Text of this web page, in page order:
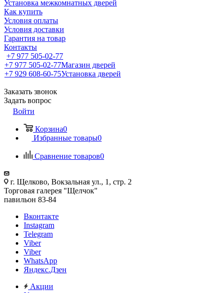
Установка межкомнатных дверей
Как купить
Условия оплаты
Условия доставки
Гарантия на товар
Контакты
+7 977 505-02-77
+7 977 505-02-77Магазин дверей
+7 929 608-60-75Установка дверей
Заказать звонок
Задать вопрос
Войти
Корзина0
Избранные товары0
Сравнение товаров0
г. Щелково, Вокзальная ул., 1, стр. 2
Торговая галерея "Щелчок"
павильон 83-84
Вконтакте
Instagram
Telegram
Viber
Viber
WhatsApp
Яндекс.Дзен
Акции